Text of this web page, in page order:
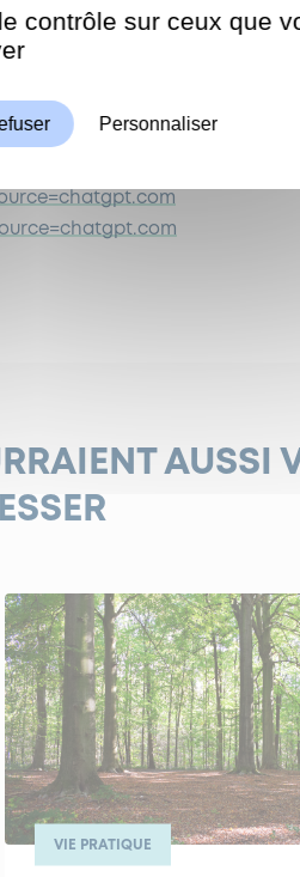
AUSSI
VIE PRATIQUE
contrôle sur ceux que
Personnaliser